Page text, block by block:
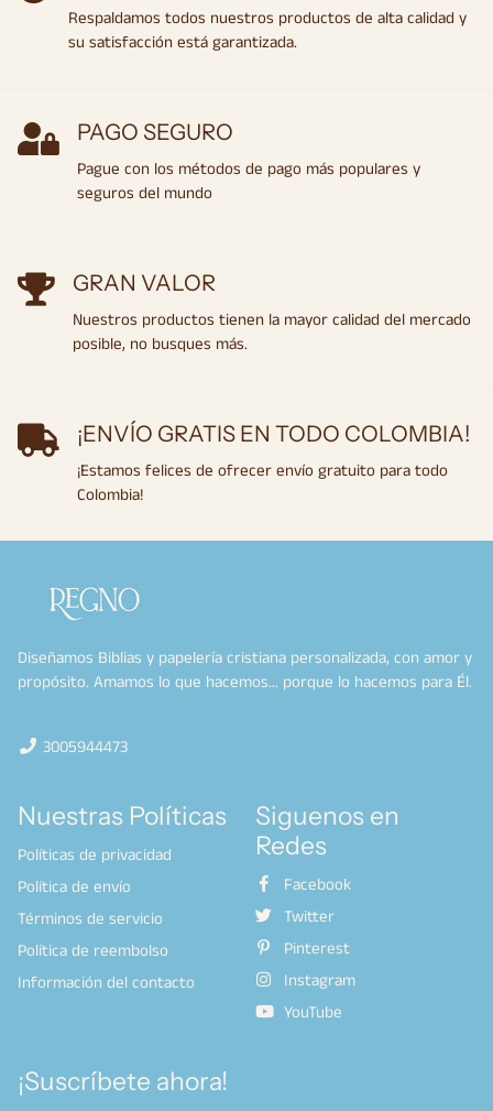
Respaldamos todos nuestros productos de alta calidad y
su satisfacción está garantizada.
PAGO SEGURO
Pague con los métodos de pago más populares y
seguros del mundo
GRAN VALOR
Nuestros productos tienen la mayor calidad del mercado
posible, no busques más.
¡ENVÍO GRATIS EN TODO COLOMBIA!
¡Estamos felices de ofrecer envío gratuito para todo
Colombia!
Diseñamos Biblias y papelería cristiana personalizada, con amor y
propósito. Amamos lo que hacemos… porque lo hacemos para Él.
3005944473
Nuestras Políticas
Políticas de privacidad
Política de envío
Términos de servicio
Política de reembolso
Información del contacto
Siguenos en
Redes
Facebook
Twitter
Pinterest
Instagram
YouTube
¡Suscríbete ahora!